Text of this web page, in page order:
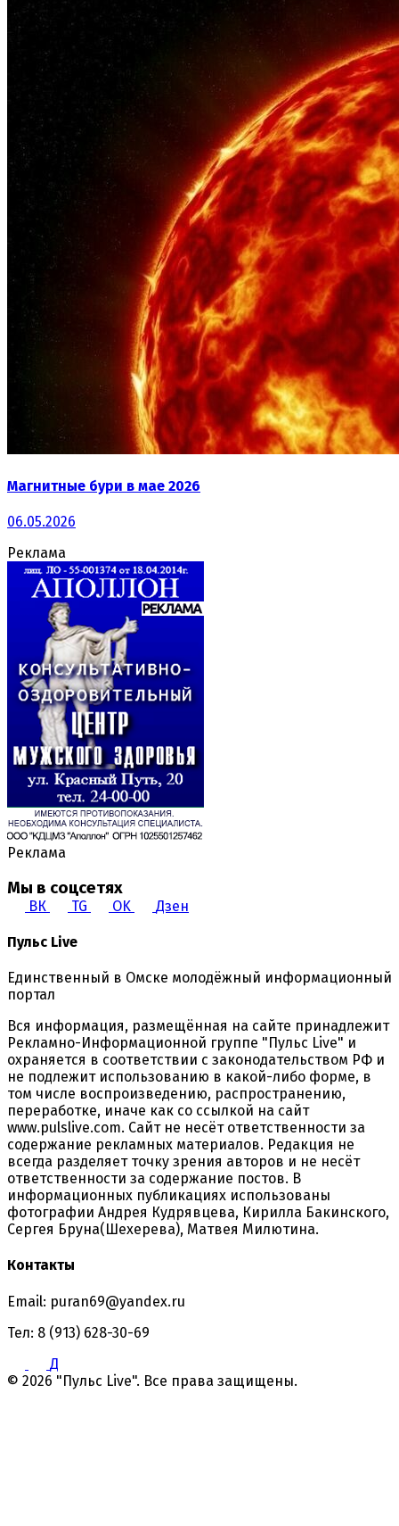
Магнитные бури в мае 2026
06.05.2026
Реклама
Реклама
Мы в соцсетях
ВК TG OK Дзен
Пульс Live
Единственный в Омске молодёжный информационный
портал
Вся информация, размещённая на сайте принадлежит
Рекламно-Информационной группе "Пульс Live" и
охраняется в соответствии с законодательством РФ и
не подлежит использованию в какой-либо форме, в
том числе воспроизведению, распространению,
переработке, иначе как со ссылкой на сайт
www.pulslive.com. Сайт не несёт ответственности за
содержание рекламных материалов. Редакция не
всегда разделяет точку зрения авторов и не несёт
ответственности за содержание постов. В
информационных публикациях использованы
фотографии Андрея Кудрявцева, Кирилла Бакинского,
Сергея Бруна(Шехерева), Матвея Милютина.
Контакты
Email: puran69@yandex.ru
Тел: 8 (913) 628-30-69
Д
© 2026 "Пульс Live". Все права защищены.